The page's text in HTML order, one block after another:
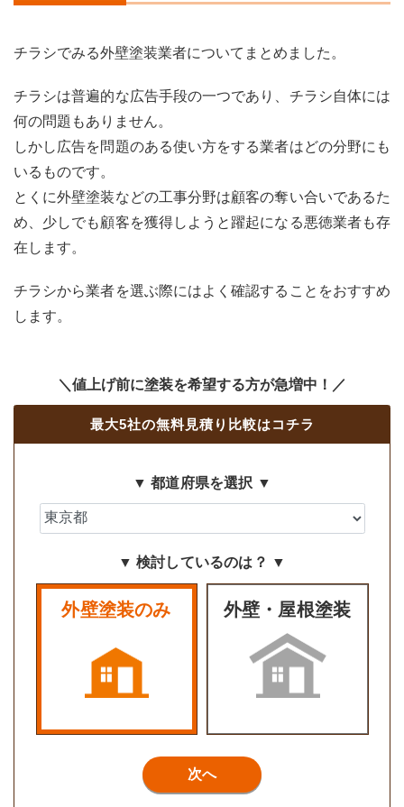
チラシでみる外壁塗装業者についてまとめました。
チラシは普遍的な広告手段の一つであり、チラシ自体には
何の問題もありません。
しかし広告を問題のある使い方をする業者はどの分野にも
いるものです。
とくに外壁塗装などの工事分野は顧客の奪い合いであるた
め、少しでも顧客を獲得しようと躍起になる悪徳業者も存
在します。
チラシから業者を選ぶ際にはよく確認することをおすすめ
します。
＼値上げ前に塗装を希望する方が急増中！／
最大5社の無料見積り比較はコチラ
▼ 都道府県を選択 ▼
▼ 検討しているのは？ ▼
外壁塗装のみ 外壁・屋根塗装
次へ